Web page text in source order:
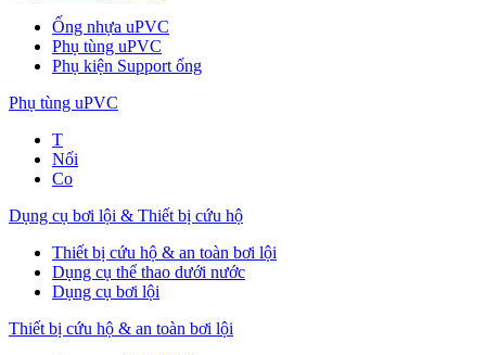
Ống nhựa uPVC
Phụ tùng uPVC
Phụ kiện Support ống
Phụ tùng uPVC
T
Nối
Co
Dụng cụ bơi lội & Thiết bị cứu hộ
Thiết bị cứu hộ & an toàn bơi lội
Dụng cụ thể thao dưới nước
Dụng cụ bơi lội
Thiết bị cứu hộ & an toàn bơi lội